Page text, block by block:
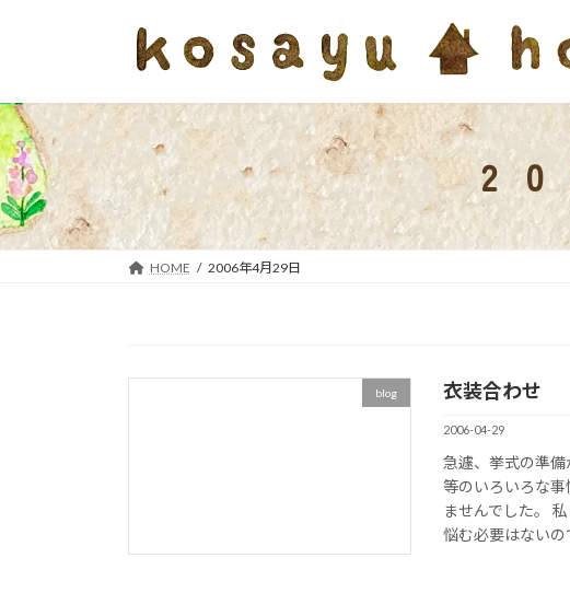
ツ
へ
ス
キ
ッ
プ
シ
ョ
ン
に
移
動
HOME 2006年4月29日
blog 衣装合わせ
2006-04-29
急遽、挙式の準
等のいろいろな事
ませんでした。
悩む必要はない